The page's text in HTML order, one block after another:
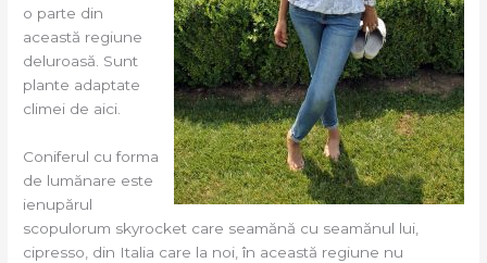
o parte din
această regiune
deluroasă. Sunt
plante adaptate
climei de aici.
Coniferul cu forma
de lumănare este
ienupărul
scopulorum skyrocket care seamănă cu seamănul lui,
cipresso, din Italia care la noi, în această regiune nu